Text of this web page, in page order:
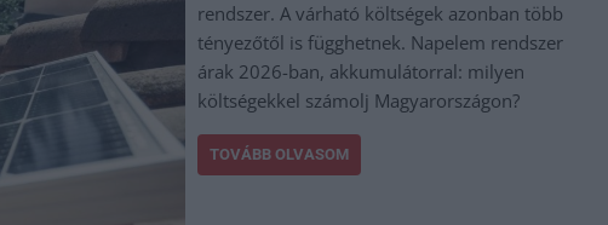
rendszer. A várható költségek azonban több
tényezőtől is függhetnek. Napelem rendszer
árak 2026-ban, akkumulátorral: milyen
költségekkel számolj Magyarországon?
TOVÁBB OLVASOM